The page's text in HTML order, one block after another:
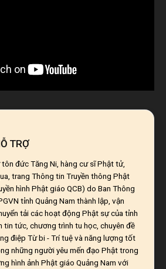
TRỢ
đức Tăng Ni, hàng cư sĩ Phật tử,
trang Thông tin Truyền thông Phật
hình Phật giáo QCB) do Ban Thông
tỉnh Quảng Nam thành lập, vận
tải các hoạt động Phật sự của tỉnh
tin tức, chương trình tu học, chuyên đề
điệp Từ bi - Trí tuệ và năng lượng tốt
những người yêu mến đạo Phật trong
hình ảnh Phật giáo Quảng Nam với